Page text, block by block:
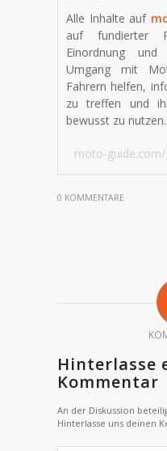
Alle Inhalte auf
auf fundierter
Einordnung
Umgang mit
Fahrern helfen,
zu treffen und
bewusst zu nutzen.
moto-guide.com/
0 KOMMENTARE
Hinterlasse
Kommentar
An der Diskussion
Hinterlasse uns deinen